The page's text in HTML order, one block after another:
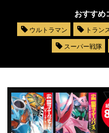
おすすめ
ウルトラマン トラン
スーパー戦隊